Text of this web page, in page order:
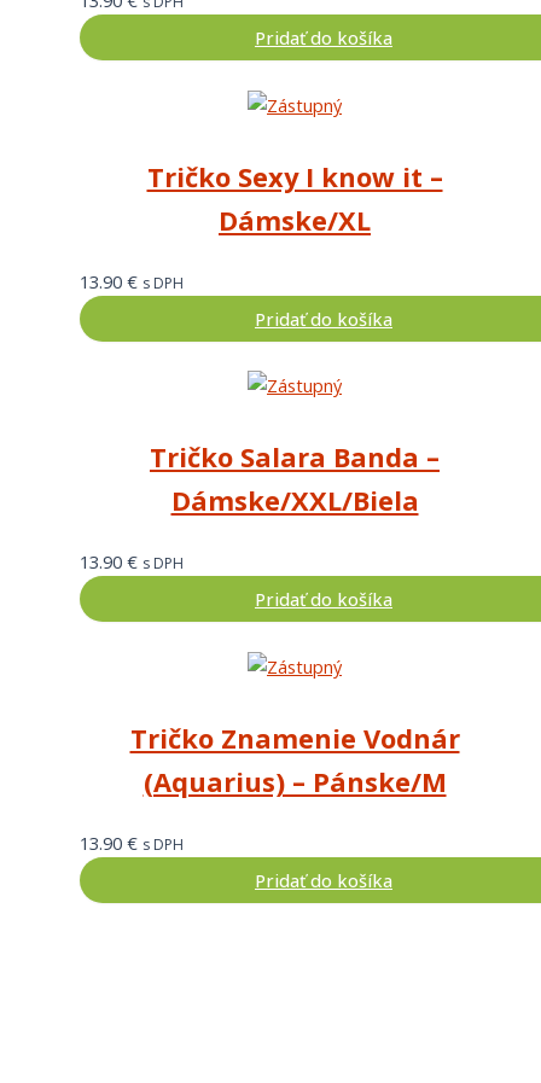
Pridať do košíka
Tričko Sexy I know it –
Dámske/XL
13.90 € s DPH
Pridať do košíka
Tričko Salara Banda –
Dámske/XXL/Biela
13.90 € s DPH
Pridať do košíka
Tričko Znamenie Vodnár
(Aquarius) – Pánske/M
13.90 € s DPH
Pridať do košíka